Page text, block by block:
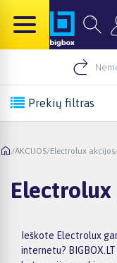
Prekių filtras
/AKCIJOS/Electrolux akcijos
Ieškote Electrolux
internetu?